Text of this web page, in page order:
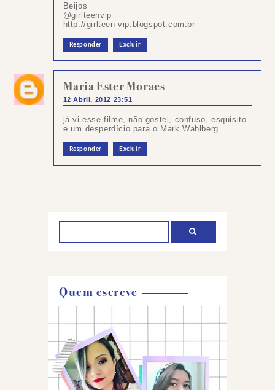
Beijos
@girlteenvip
http://girlteen-vip.blogspot.com.br
Responder Excluir
Maria Ester Moraes
12 Abril, 2012 23:51
já vi esse filme, não gostei, confuso, esquisito
e um desperdício para o Mark Wahlberg.
Responder Excluir
Quem escreve